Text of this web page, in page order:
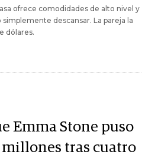
ofrece comodidades de alto nivel y
descansar. La pareja la
dólares.
Emma Stone puso
millones tras cuatro